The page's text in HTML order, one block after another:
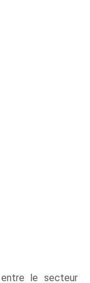
le secteur